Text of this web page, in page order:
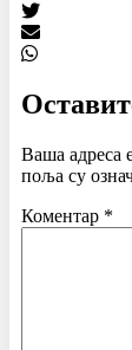
Ваша адреса
поља су
Коментар *